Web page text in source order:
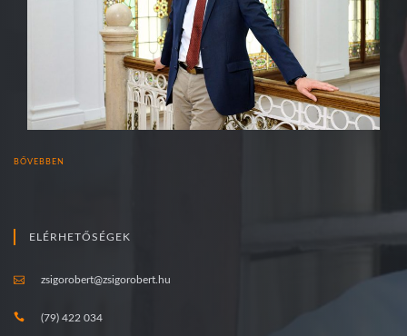
BŐVEBBEN
ELÉRHETŐSÉGEK
zsigorobert@zsigorobert.hu
(79) 422 034